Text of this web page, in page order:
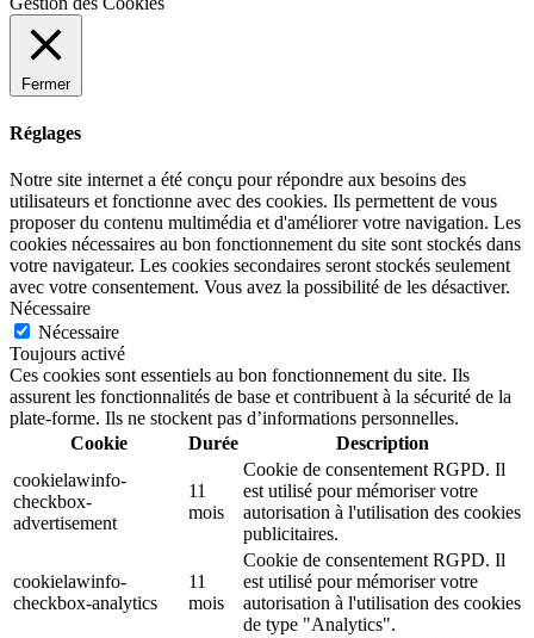
Fermer
Réglages
Notre site internet a été conçu pour répondre aux besoins des
utilisateurs et fonctionne avec des cookies. Ils permettent de vous
proposer du contenu multimédia et d'améliorer votre navigation. Les
cookies nécessaires au bon fonctionnement du site sont stockés dans
votre navigateur. Les cookies secondaires seront stockés seulement
avec votre consentement. Vous avez la possibilité de les désactiver.
Nécessaire
Nécessaire
Toujours activé
Ces cookies sont essentiels au bon fonctionnement du site. Ils
assurent les fonctionnalités de base et contribuent à la sécurité de la
plate-forme. Ils ne stockent pas d’informations personnelles.
Cookie
Durée
Description
cookielawinfo-
checkbox-
advertisement
11
mois
Cookie de consentement RGPD. Il
est utilisé pour mémoriser votre
autorisation à l'utilisation des cookies
publicitaires.
cookielawinfo-
checkbox-analytics
11
mois
Cookie de consentement RGPD. Il
est utilisé pour mémoriser votre
autorisation à l'utilisation des cookies
de type "Analytics".